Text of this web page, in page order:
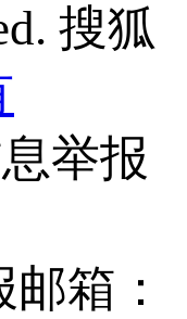
搜狐
举报
箱：